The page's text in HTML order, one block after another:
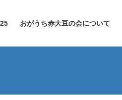
おがうち赤大豆の会について